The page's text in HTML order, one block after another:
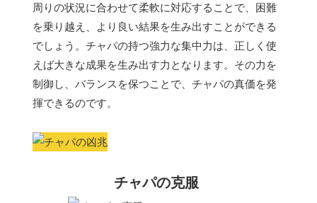
周りの状況に合わせて柔軟に対応することで、困難
を乗り越え、より良い結果を生み出すことができる
でしょう。チャパの持つ強力な集中力は、正しく使
えば大きな成果を生み出す力となります。その力を
制御し、バランスを保つことで、チャパの真価を発
揮できるのです。
チャパの克服